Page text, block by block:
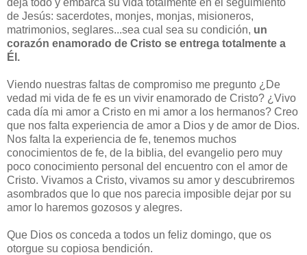
de Jesús: sacerdotes, monjes, monjas, misioneros,
matrimonios, seglares...sea cual sea su condición, un
corazón enamorado de Cristo se entrega totalmente a
Él.
Viendo nuestras faltas de compromiso me pregunto ¿De
vedad mi vida de fe es un vivir enamorado de Cristo? ¿Vivo
cada día mi amor a Cristo en mi amor a los hermanos? Creo
que nos falta experiencia de amor a Dios y de amor de Dios.
Nos falta la experiencia de fe, tenemos muchos
conocimientos de fe, de la biblia, del evangelio pero muy
poco conocimiento personal del encuentro con el amor de
Cristo. Vivamos a Cristo, vivamos su amor y descubriremos
asombrados que lo que nos parecia imposible dejar por su
amor lo haremos gozosos y alegres.
Que Dios os conceda a todos un feliz domingo, que os
otorgue su copiosa bendición.